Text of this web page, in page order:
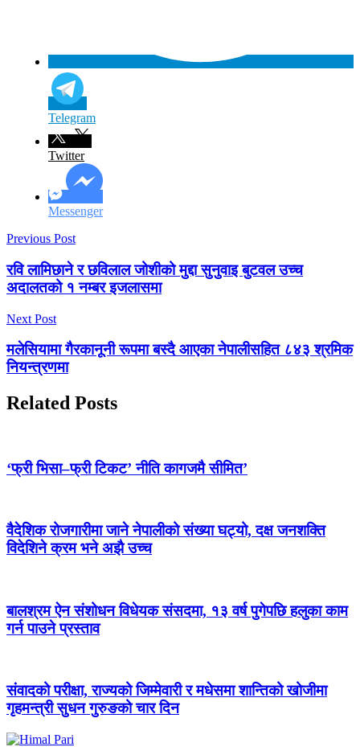
Telegram
Twitter
Messenger
Previous Post
रवि लामिछाने र छविलाल जोशीको मुद्दा सुनुवाइ बुटवल उच्च
अदालतको १ नम्बर इजलासमा
Next Post
मलेसियामा गैरकानूनी रूपमा बस्दै आएका नेपालीसहित ८४३ श्रमिक
नियन्त्रणमा
Related Posts
‘फ्री भिसा–फ्री टिकट’ नीति कागजमै सीमित’
वैदेशिक रोजगारीमा जाने नेपालीको संख्या घट्यो, दक्ष जनशक्ति
विदेशिने क्रम भने अझै उच्च
बालश्रम ऐन संशोधन विधेयक संसदमा, १३ वर्ष पुगेपछि हलुका काम
गर्न पाउने प्रस्ताव
संवादको परीक्षा, राज्यको जिम्मेवारी र मधेसमा शान्तिको खोजीमा
गृहमन्त्री सुधन गुरुङको चार दिन